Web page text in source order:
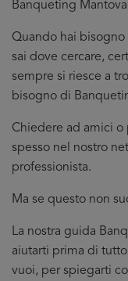
Banqueting
Quando hai
sai dove cercare,
sempre si riesce a
bisogno di
Chiedere ad amici o
spesso nel nostro
professionista.
Ma se questo non
La nostra guida
aiutarti prima di
vuoi, per spiegarti